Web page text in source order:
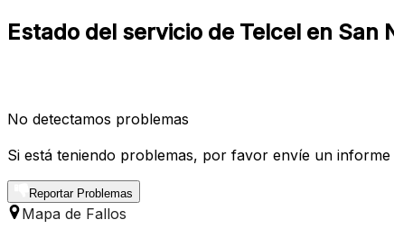
Estado del servicio de Telcel en San
No detectamos problemas
Si está teniendo problemas, por favor envíe un
Reportar Problemas
Mapa de Fallos